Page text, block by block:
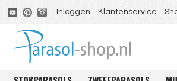
Inloggen Klantenservice